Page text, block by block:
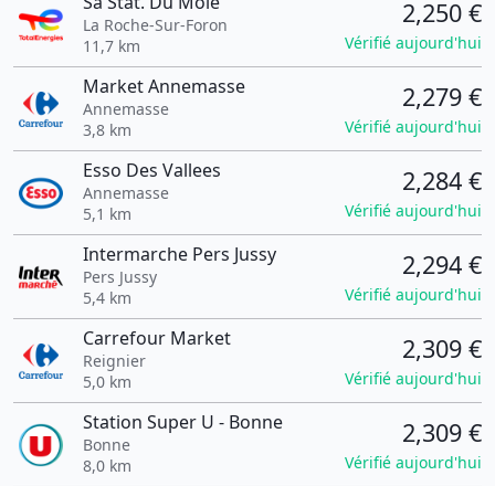
La Roche-Sur-Foron
11,7 km
2,250 €
Vérifié aujourd'hui
Market Annemasse
Annemasse
3,8 km
2,279 €
Vérifié aujourd'hui
Esso Des Vallees
Annemasse
5,1 km
2,284 €
Vérifié aujourd'hui
Intermarche Pers Jussy
Pers Jussy
5,4 km
2,294 €
Vérifié aujourd'hui
Carrefour Market
Reignier
5,0 km
2,309 €
Vérifié aujourd'hui
Station Super U - Bonne
Bonne
8,0 km
2,309 €
Vérifié aujourd'hui